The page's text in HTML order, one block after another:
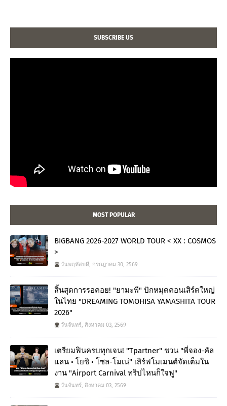
SUBSCRIBE US
MOST POPULAR
BIGBANG 2026-2027 WORLD TOUR < XX : COSMOS
>
วันพฤหัสบดี, กรกฎาคม 30, 2569
สิ้นสุดการรอคอย! "ยามะพี" ปักหมุดคอนเสิร์ตใหญ่
ในไทย "DREAMING TOMOHISA YAMASHITA TOUR
2026"
วันจันทร์, สิงหาคม 03, 2569
เตรียมฟินครบทุกเจน! "Tpartner" ชวน "พี่จอง-คัล
แลน • โยชิ • โซล-โมเน่" เสิร์ฟโมเมนต์จัดเต็มใน
งาน "Airport Carnival ทริปไหนก็ใจฟู"
วันจันทร์, สิงหาคม 03, 2569